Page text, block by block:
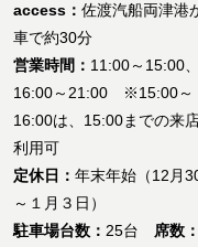
access： 佐渡汽船両津港
車で約30分
営業時間： 11:00～15:00、
16:00～21:00 ※15:00～
16:00は、15:00までの来
利用可
定休日： 年末年始（12月
～１月３日）
駐車場台数： 25台 席数：